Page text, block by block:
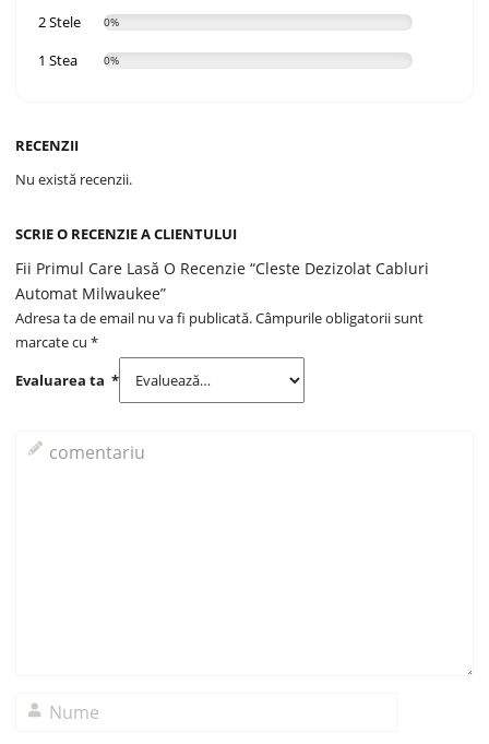
2 Stele 0%
1 Stea 0%
RECENZII
Nu există recenzii.
SCRIE O RECENZIE A CLIENTULUI
Fii Primul Care Lasă O Recenzie “Cleste Dezizolat Cabluri
Automat Milwaukee”
Adresa ta de email nu va fi publicată.Câmpurile obligatorii sunt
marcate cu*
Evaluarea ta*